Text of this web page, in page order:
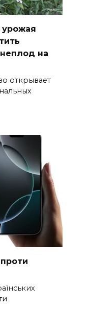
урожая
на
открывает
проти